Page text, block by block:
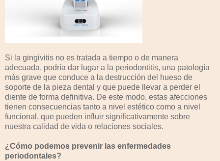
Si la gingivitis no es tratada a tiempo o de manera
adecuada, podría dar lugar a la periodontitis, una patología
más grave que conduce a la destrucción del hueso de
soporte de la pieza dental y que puede llevar a perder el
diente de forma definitiva. De este modo, estas afecciones
tienen consecuencias tanto a nivel estético como a nivel
funcional, que pueden influir significativamente sobre
nuestra calidad de vida o relaciones sociales.
¿Cómo podemos prevenir las enfermedades
periodontales?